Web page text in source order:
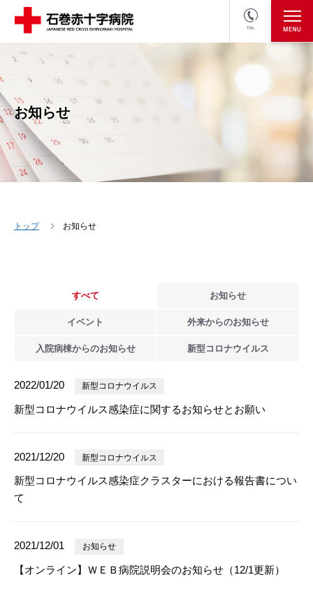
TEL
医療関係者の方
お知らせ
トップ お知らせ
すべて お知らせ
イベント 外来からのお知らせ
入院病棟からのお知らせ 新型 コロナウイルス
2022/01/20 新型コロナウイルス
新型コロナウイルス感染症に関するお知らせとお願い
2021/12/20 新型コロナウイルス
新型コロナウイルス感染症クラスターにおける報告書につい
て
2021/12/01 お知らせ
【オンライン】ＷＥＢ病院説明会のお知らせ（12/1更新）